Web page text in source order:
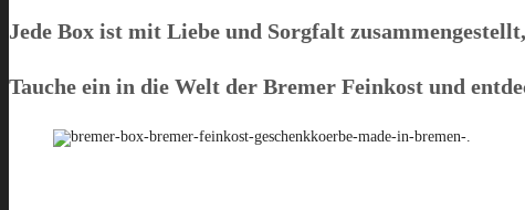
Jede Box ist mit Liebe und Sorgfalt
Tauche ein in die Welt der Bremer Feinkost und